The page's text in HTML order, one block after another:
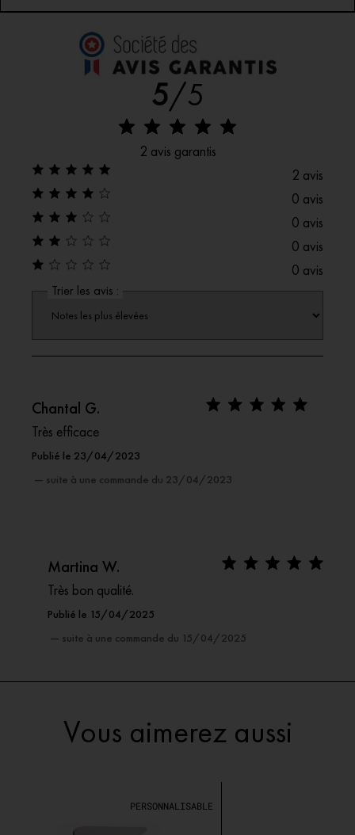
Son appui interne est garni de plastique souple pour ne
pas ébrécher les goulots.
Sa poignée est aussi un décapsuleur.
Nettoyage délicat à la main après débouchage.
Fabriqué en Europe.
Mèche téflonnée.
Corps en zamak brut, sans chrome, ni peinture.
Vernis de protection transparent.
5/5
2 avis garantis
2 avis
0 avis
0 avis
0 avis
0 avis
Trier les avis :
Chantal G.
Très efficace
Publié le 23/04/2023
— suite à une commande du 23/04/2023
Martina W.
Très bon qualité.
Publié le 15/04/2025
— suite à une commande du 15/04/2025
Vous aimerez aussi
PERSONNALISABLE